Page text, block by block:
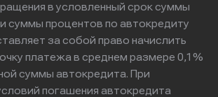
в условленный срок суммы
суммы процентов по автокредиту
за собой право начислить
платежа в среднем размере 0,1%
суммы автокредита. При
погашения автокредита